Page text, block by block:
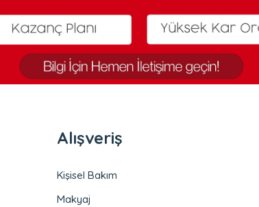
Alışveriş
Kişisel Bakım
Makyaj